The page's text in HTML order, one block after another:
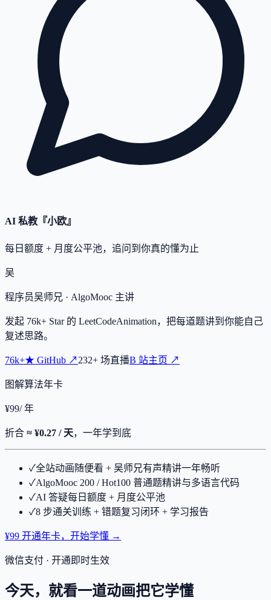
AI 私教『小欧』
每日额度 + 月度公平池，追问到你真的懂为止
吴
程序员吴师兄 · AlgoMooc 主讲
发起 76k+ Star 的 LeetCodeAnimation，把每道题讲到你能自己
复述思路。
76k+★ GitHub ↗232+ 场直播B 站主页 ↗
图解算法年卡
¥99/ 年
折合 ≈ ¥0.27 / 天，一年学到底
✓全站动画随便看 + 吴师兄有声精讲一年畅听
✓AlgoMooc 200 / Hot100 普通题精讲与多语言代码
✓AI 答疑每日额度 + 月度公平池
✓8 步通关训练 + 错题复习闭环 + 学习报告
¥99 开通年卡，开始学懂 →
微信支付 · 开通即时生效
今天，就看一道动画把它学懂